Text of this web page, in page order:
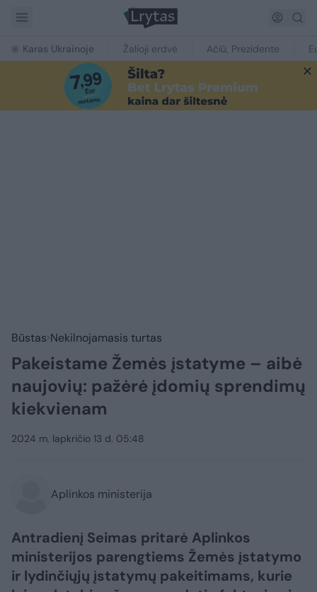
Karas Ukrainoje Žalioji erdvė Ačiū, Prezidente
Būstas Nekilnojamasis turtas
Pakeistame Žemės įstatyme – aibė
naujovių: pažėrė įdomių sprendimų
kiekvienam
2024 m. lapkričio 13 d. 05:48
Aplinkos ministerija
Antradienį Seimas pritarė Aplinkos
ministerijos parengtiems Žemės įstatymo
ir lydinčiųjų įstatymų pakeitimams, kurie